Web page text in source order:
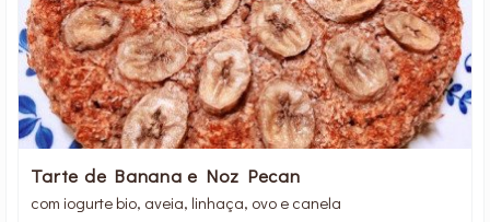
Tarte de Banana e Noz Pecan
com iogurte bio, aveia, linhaça, ovo e canela